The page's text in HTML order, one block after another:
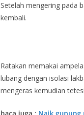
Setelah mengering pada
kembali.
Ratakan memakai
lubang dengan isolasi
mengeras kemudian